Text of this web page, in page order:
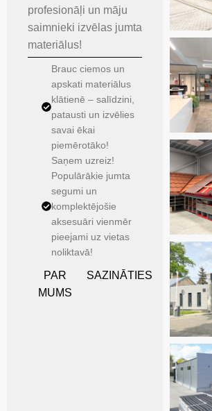
profesionāļi un māju
saimnieki izvēlas jumta
materiālus!
Brauc ciemos un
apskati materiālus
klātienē – salīdzini,
patausti un izvēlies
savai ēkai
piemērotāko!
Saņem uzreiz!
Populārākie jumta
segumi un
komplektējošie
aksesuāri vienmēr
pieejami uz vietas
noliktavā!
PAR
MUMS
SAZINĀTIES